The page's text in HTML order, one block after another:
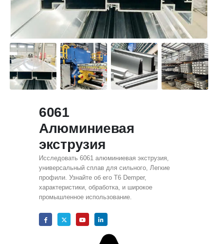
6061
Алюминиевая
экструзия
Исследовать 6061 алюминиевая экструзия,
универсальный сплав для сильного, Легкие
профили. Узнайте об его T6 Demper,
характеристики, обработка, и широкое
промышленное использование.